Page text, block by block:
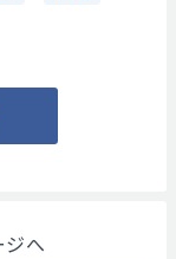
ジへ